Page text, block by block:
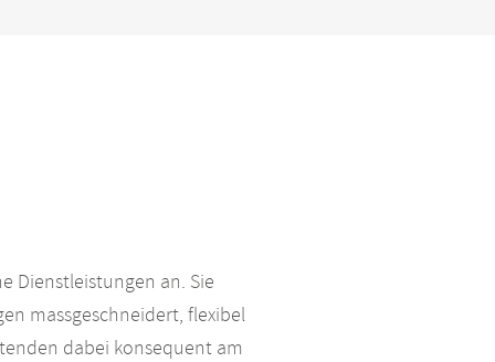
Dienstleistungen an. Sie
massgeschneidert, flexibel
dabei konsequent am